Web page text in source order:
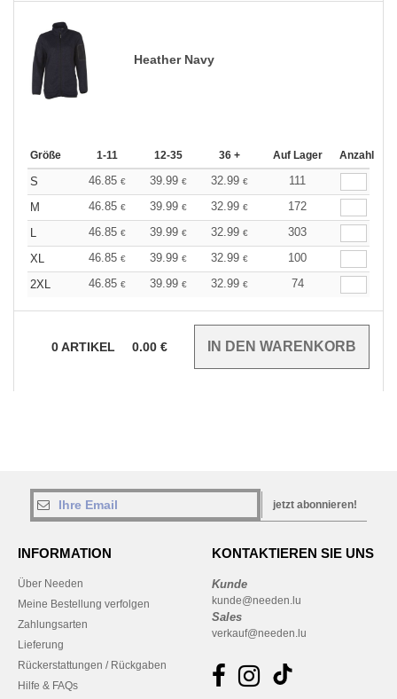
Heather Navy
Größe 1-11 12-35 36 + Auf Lager Anzahl
S 46.85 € 39.99 € 32.99 €
111
M
46.85 € 39.99 € 32.99 €
172
L
46.85 € 39.99 € 32.99 €
303
XL
46.85 € 39.99 € 32.99 €
100
2XL
46.85 € 39.99 € 32.99 € 74
0ARTIKEL 0.00 €
jetzt abonnieren!
INFORMATION
Über Needen
Meine Bestellung verfolgen
Zahlungsarten
Lieferung
Rückerstattungen / Rückgaben
Hilfe & FAQs
KONTAKTIEREN SIE UNS
Kunde
kunde@needen.lu
Sales
verkauf@needen.lu